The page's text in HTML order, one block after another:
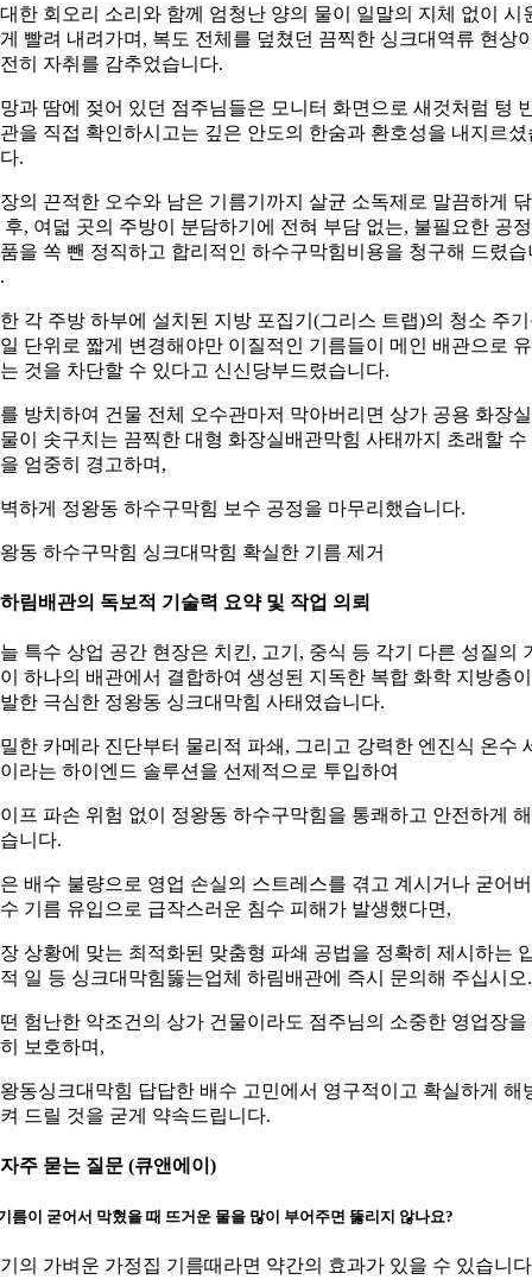
한 회오리 소리와 함께 엄청난 양의 물이 일말의 지체 없이 시
빨려 내려가며, 복도 전체를 덮쳤던 끔찍한 싱크대역류 현상
히 자취를 감추었습니다.
과 땀에 젖어 있던 점주님들은 모니터 화면으로 새것처럼 텅
을 직접 확인하시고는 깊은 안도의 한숨과 환호성을 내지르셨
.
의 끈적한 오수와 남은 기름기까지 살균 소독제로 말끔하게
후, 여덟 곳의 주방이 분담하기에 전혀 부담 없는, 불필요한 공정
을 쏙 뺀 정직하고 합리적인 하수구막힘비용을 청구해 드렸습
각 주방 하부에 설치된 지방 포집기(그리스 트랩)의 청소 주
단위로 짧게 변경해야만 이질적인 기름들이 메인 배관으로
것을 차단할 수 있다고 신신당부드렸습니다.
방치하여 건물 전체 오수관마저 막아버리면 상가 공용 화장
이 솟구치는 끔찍한 대형 화장실배관막힘 사태까지 초래할 수
엄중히 경고하며,
하게 정왕동 하수구막힘 보수 공정을 마무리했습니다.
동 하수구막힘 싱크대막힘 확실한 기름 제거
림배관의 독보적 기술력 요약 및 작업 의뢰
특수 상업 공간 현장은 치킨, 고기, 중식 등 각기 다른 성질의
하나의 배관에서 결합하여 생성된 지독한 복합 화학 지방층이
한 극심한 정왕동 싱크대막힘 사태였습니다.
한 카메라 진단부터 물리적 파쇄, 그리고 강력한 엔진식 온수
라는 하이엔드 솔루션을 선제적으로 투입하여
프 파손 위험 없이 정왕동 하수구막힘을 통쾌하고 안전하게
니다.
배수 불량으로 영업 손실의 스트레스를 겪고 계시거나 굳어
기름 유입으로 급작스러운 침수 피해가 발생했다면,
상황에 맞는 최적화된 맞춤형 파쇄 공법을 정확히 제시하는
일 등 싱크대막힘뚫는업체 하림배관에 즉시 문의해 주십시오.
험난한 악조건의 상가 건물이라도 점주님의 소중한 영업장을
보호하며,
동싱크대막힘 답답한 배수 고민에서 영구적이고 확실하게 해
드릴 것을 굳게 약속드립니다.
주 묻는 질문 (큐앤에이)
름이 굳어서 막혔을 때 뜨거운 물을 많이 부어주면 뚫리지 않나요?
의 가벼운 가정집 기름때라면 약간의 효과가 있을 수 있습니